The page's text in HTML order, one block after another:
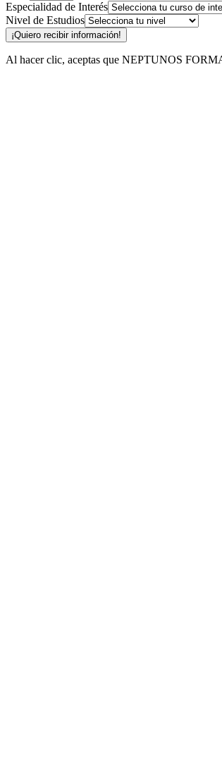
Especialidad de Interés
Nivel de Estudios
¡Quiero recibir información!
Al hacer clic, aceptas que NEPTUNOS